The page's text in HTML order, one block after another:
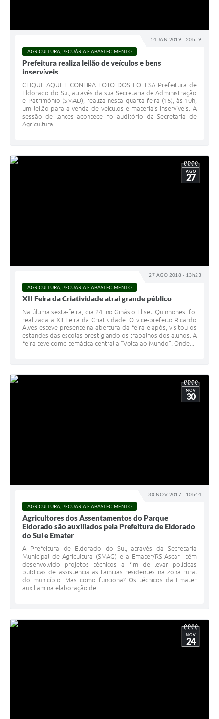
14 JAN 2019 - 20h59
AGRICULTURA, PECUÁRIA E ABASTECIMENTO
Prefeitura realiza leilão de veículos e bens
inservíveis
CLIQUE AQUI E CONFIRA FOTO DOS LOTESA Prefeitura de
Eldorado do Sul, através da sua Secretaria de Administração
e Patrimônio (SMAD), realiza nesta quarta-feira (16), às 10h,
um leilão para a venda de veículos e materiais inservíveis. A
sessão de lances acontece no auditório da Secretaria de
Agricultura,...
27 AGO 2018 - 13h23
AGO
27
AGRICULTURA, PECUÁRIA E ABASTECIMENTO
XII Feira da Criatividade atrai grande público
Na última sexta-feira, dia 24, no Ginásio Eliseu Quinhones, foi
realizada a XII Feira da Criatividade. O vice-prefeito Ricardo
Alves esteve presente na abertura da feira e após, visitou os
estandes das escolas prestigiando os trabalhos dos alunos. A
feira teve como temática central a “Volta ao Mundo”. Onde...
30 NOV 2017 - 10h44
NOV
30
AGRICULTURA, PECUÁRIA E ABASTECIMENTO
Agricultores dos Assentamentos do Parque
Eldorado são auxiliados pela Prefeitura de Eldorado
do Sul e Emater
A Prefeitura de Eldorado do Sul, através da Secretaria
Municipal de Agricultura (SMAG) e a Emater/RS-Ascar têm
desenvolvido projetos técnicos a fim de levar políticas
públicas de assistência às famílias residentes na zona rural
do município. Mas como funciona? Os técnicos da Emater
auxiliam na elaboração de...
NOV
24